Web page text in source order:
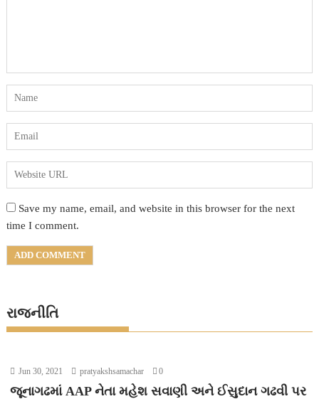
Save my name, email, and website in this browser for the next
time I comment.
રાજનીતિ
Jun 30, 2021 pratyakshsamachar 0
જૂનાગઢમાં AAP નેતા મહેશ સવાણી અને ઈસુદાન ગઢવી પર